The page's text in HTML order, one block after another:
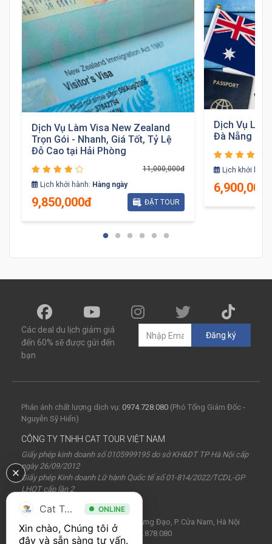
Dịch Vụ Làm Visa New Zealand
Trọn Gói - Nhanh, Giá Tốt, Tỷ Lệ
Đỗ Cao tại Hải Phòng
11,000,000đ
Lịch khởi hành: Hàng ngày
9,850,000đ ĐẶT TOUR
Dịch Vụ
Đà Nẵng
Lịch khởi
Các deal du lịch giảm giá
đến 60% sẽ được gửi đến
bạn
Đăng ký
Phản ánh chất lượng dịch vụ: 0974.728.080 (Phó Tổng Giám Đốc -
Nguyễn Sỹ Hiển)
CÔNG TY TNHH CAT TOUR VIỆT NAM
Giấy phép kinh doanh số 0105999195 do sở KH&ĐT TP Hà Nội cấp
ngày 26/09/2012
Giấy phép Kinh doanh Lữ hành Quốc tế số 01-814/2022/TCDL-GP
LHQT cấp lần 2
Trụ sở:
Tầng 21, Capital Tower, 109 Trần Hưng Đạo, P. Cửa Nam, Hà Nội
Tổng đài: 1900 0264 - Hotline: 0917.878.080
Cat Tour ONLINE
Xin chào, Chúng tôi ở
đây và sẵn sàng tư vấn.